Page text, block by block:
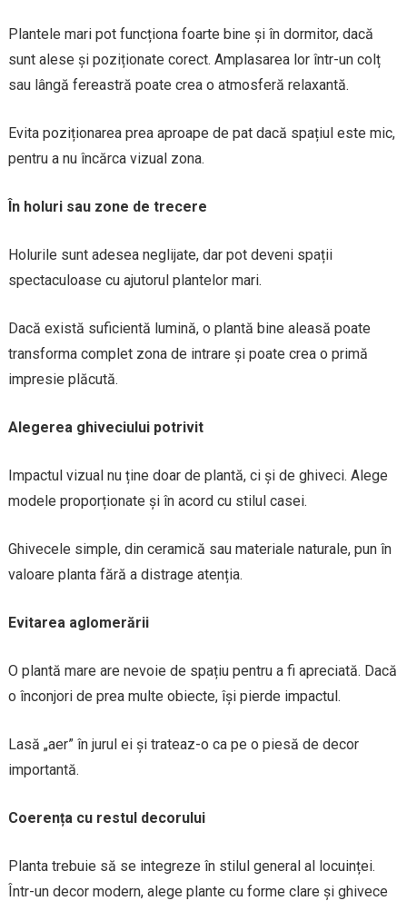
Plantele mari pot funcționa foarte bine și în dormitor, dacă
sunt alese și poziționate corect. Amplasarea lor într-un colț
sau lângă fereastră poate crea o atmosferă relaxantă.
Evita poziționarea prea aproape de pat dacă spațiul este mic,
pentru a nu încărca vizual zona.
În holuri sau zone de trecere
Holurile sunt adesea neglijate, dar pot deveni spații
spectaculoase cu ajutorul plantelor mari.
Dacă există suficientă lumină, o plantă bine aleasă poate
transforma complet zona de intrare și poate crea o primă
impresie plăcută.
Alegerea ghiveciului potrivit
Impactul vizual nu ține doar de plantă, ci și de ghiveci. Alege
modele proporționate și în acord cu stilul casei.
Ghivecele simple, din ceramică sau materiale naturale, pun în
valoare planta fără a distrage atenția.
Evitarea aglomerării
O plantă mare are nevoie de spațiu pentru a fi apreciată. Dacă
o înconjori de prea multe obiecte, își pierde impactul.
Lasă „aer” în jurul ei și trateaz-o ca pe o piesă de decor
importantă.
Coerența cu restul decorului
Planta trebuie să se integreze în stilul general al locuinței.
Într-un decor modern, alege plante cu forme clare și ghivece